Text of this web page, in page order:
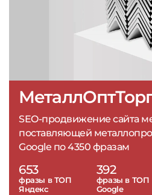
SEO-продвижение сайта
поставляющей
Google по 4350 фразам
653
фразы в ТОП
Яндекс
392
фразы в ТОП
Google